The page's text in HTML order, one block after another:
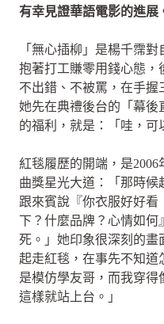
有幸見證華語電影的進展
「無心插柳」是楊千霈
抱著打工賺零用錢心態，
不出錯、不被罵，在手握
她先在典禮後台的「幕後
的福利，就是：「哇，可
紅毯履歷的開端，是
曲獎星光大道：「那時
跟來賓說『你衣服好好
下？什麼品牌？心情如何
死。」她印象很深刻的畫
起走紅毯，在事先不知道
是模仿學友哥，而我穿
這樣就站上台。」